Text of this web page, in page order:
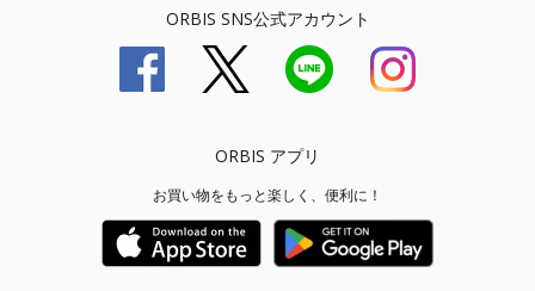
ORBIS SNS公式アカウント
ORBIS アプリ
お買い物をもっと楽しく、便利に！